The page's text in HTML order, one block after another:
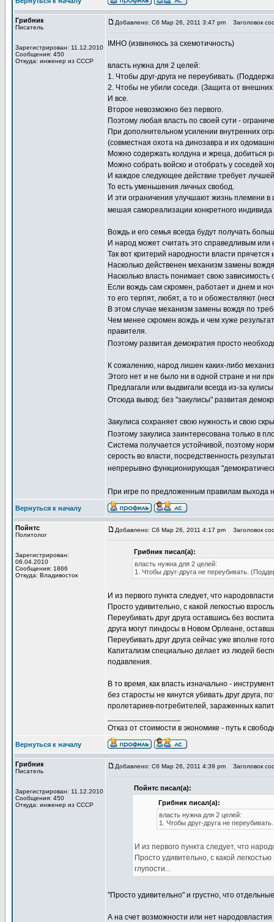
Грибник
Писатель
Зарегистрирован: 11.12.2010
Сообщения: 450
Откуда: инженер из СССР
Добавлено: Сб Мар 26, 2011 3:47 pm Заголовок
IMHO (извиняюсь за схемотичность)
власть нужна для 2 целей:
1. Чтобы друг-друга не переубивать.
2. Чтобы не убили соседи. (Защита от внешних
И все.
Второе невозможно без первого.
Поэтому любая власть по своей сути -
При дополнительном усилении внутренних
(совместная охота на динозавра и их
Можно содержать колдуна и жреца, добиться
Можно собрать войско и отобрать у соседей
И каждое следующее действие требует
То есть уменьшения личных свобод.
И эти ограничения улучшают жизнь племени в
мешая самореализации конкретного индивида
Вождь и его семья всегда будут получать
И народ может считать это справедливым или
Так вот критерий народности власти
Насколько действенен механизм замены
Насколько власть понимает свою
Если вождь сам скромен, работает и днем и
то его терпят, любят, а то и обожествляют
В этом случае механизм замены вождя по
Чем менее скромен вождь и чем хуже
правителя.
Поэтому развитая демократия просто
К сожалению, народ лишен каких-либо
Этого нет и не было ни в одной стране и ни
Предлагали или выдвигали всегда из-за
Отсюда вывод: без "закулисы" развитая
Закулиса сохраняет свою нужность и свою
Поэтому закулиса заинтересована только в
Система получается устойчивой, поэтому
серость во власти, посредственность
непрерывно функционирующая
При игре по предложенным правилам выхода
Вернуться к началу
Пойнтс
Политолог
Зарегистрирован:
06.04.2010
Сообщения: 1866
Откуда: Владивосток
Добавлено: Сб Мар 26, 2011 4:17 pm Заголовок
Грибник писал(а):
власть нужна для 2 целей:
1. Чтобы друг-друга не переубивать.
И из первого пункта следует, что
Просто удивительно, с какой легкостью
Переубивать друг друга оставшись без
друга могут пиндосы в Новом Орлеане,
Переубивать друг друга сейчас уже вполне
Капитализм специально делает из людей
подавления.
В то время, как власть изначально -
без старосты не кинутся убивать друг
пролетариев-потребителей, зараженных
Отказ от стоимости в экономике - путь к
Вернуться к началу
Грибник
Писатель
Зарегистрирован: 11.12.2010
Сообщения: 450
Откуда: инженер из СССР
Добавлено: Сб Мар 26, 2011 4:39 pm Заголовок
Пойнтс писал(а):
Грибник писал(а):
власть нужна для 2 целей:
1. Чтобы друг-друга не
И из первого пункта следует, что
Просто удивительно, с какой
глупости...
"Просто удивительно" и грустно, что
А на счет возможности или нет